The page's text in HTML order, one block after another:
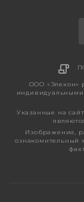
ООО «Элекон»
Указанные на
Изображения,
ознакомительный